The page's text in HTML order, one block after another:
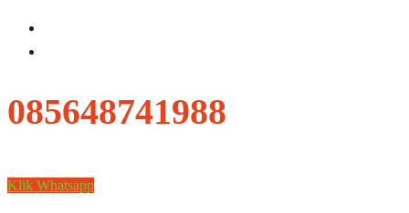
085648741988
Klik Whatsapp